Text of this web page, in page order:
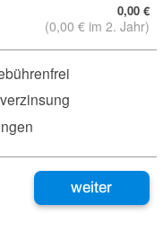
0,00 €
(0,00 € im 2. Jahr)
weiter